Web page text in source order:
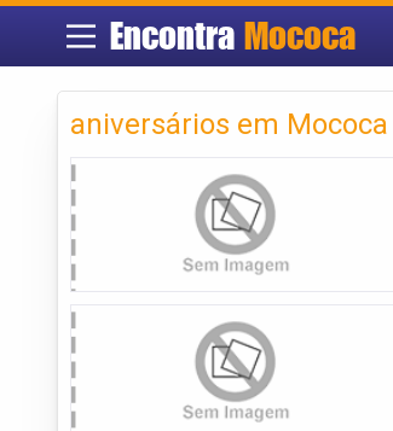
Encontra Mococa
aniversários em Mococa